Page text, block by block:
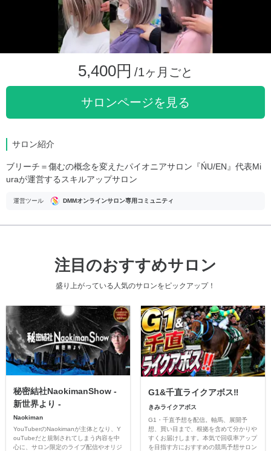
5,400円 /1ヶ月ごと
サロンページを見る
サロン紹介
ブリーチ＝傷むの概念を変えたパイオニアサロン『ŃU/EN』代表Mi
uraが運営するスキルアップサロン
運営ツール DMMオンラインサロン専用コミュニティ
注目のおすすめサロン
盛り上がっている人気のサロンをピックアップ！
秘密結社NaokimanShow -
新世界より -
Naokiman
YouTuberのNaokimanが主体となり、Y
ouTubeだと規制されてしまう内容を中
心に、サロン限定のライブ配信やオリジ
G1&千直ライクアボス‼️
きみライクアボス
G1・千直予想を配信。軸馬、展開予
想、買い目まで、根拠を含めて分かりや
すくお届けします。本気で回収率アップ
を目指す方におすすめの競馬予想サロン